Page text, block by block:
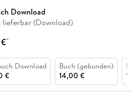
Download
(Download)
*
Download
€
Buch (gebunden)
14,00 €